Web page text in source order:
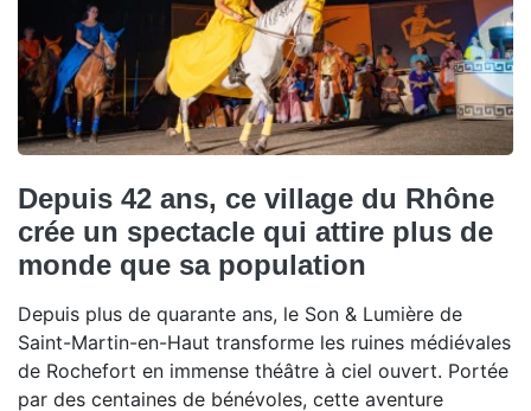
Depuis 42 ans, ce village du Rhône
crée un spectacle qui attire plus de
monde que sa population
Depuis plus de quarante ans, le Son & Lumière de
Saint-Martin-en-Haut transforme les ruines médiévales
de Rochefort en immense théâtre à ciel ouvert. Portée
par des centaines de bénévoles, cette aventure